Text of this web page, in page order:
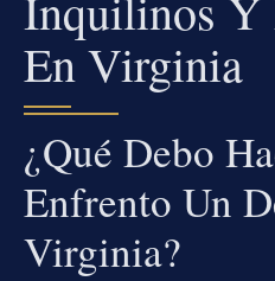
En Virginia
¿Qué Debo
Enfrento Un
Virginia?